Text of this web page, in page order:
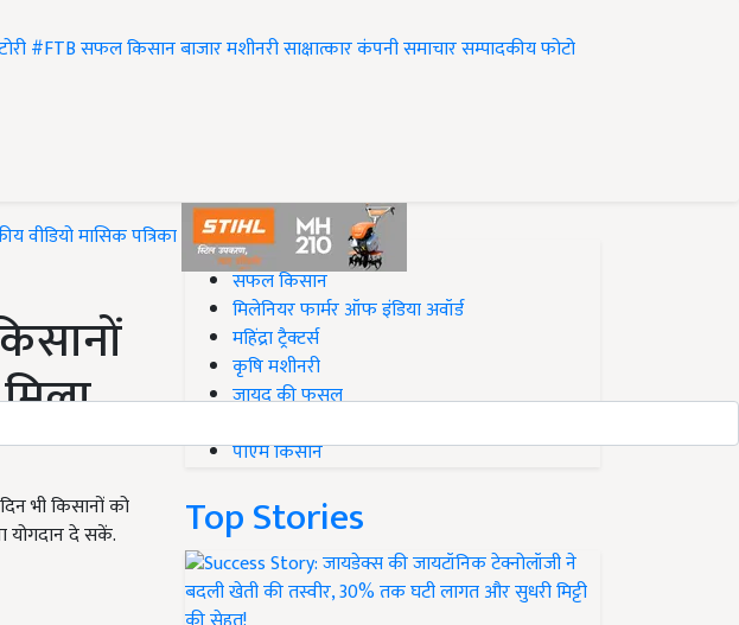
#FTBसफल किसानबाजारमशीनरीसाक्षात्कारकंपनी समाचारसम्पादकीयफोटो
वीडियोमासिक पत्रिका
भी किसानों को
योगदान दे सकें.
#Top on Krishi Jagran
सफल किसान
मिलेनियर फार्मर ऑफ इंडिया अवॉर्ड
महिंद्रा ट्रैक्टर्स
कृषि मशीनरी
जायद की फसल
पीएम किसान
Top Stories